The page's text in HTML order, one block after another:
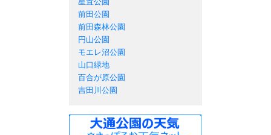
前田公園
前田森林公園
円山公園
モエレ沼公園
山口緑地
百合が原公園
吉田川公園